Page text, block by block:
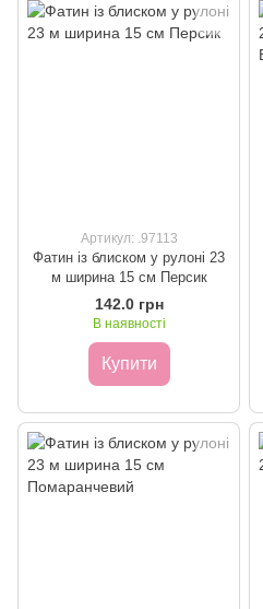
Артикул: .97113
Фатин із блиском у рулоні 23
м ширина 15 см Персик
142.0 грн
В наявності
Купити